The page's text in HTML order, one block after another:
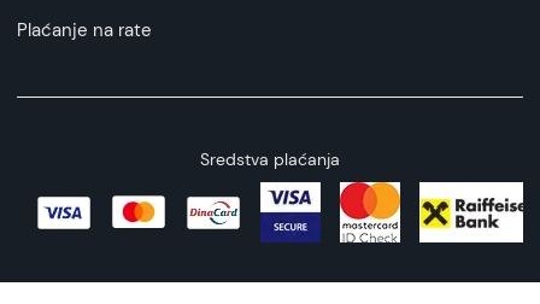
Plaćanje na rate
Sredstva plaćanja